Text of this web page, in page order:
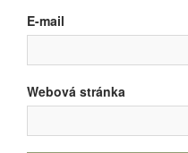
E-mail
Webová stránka